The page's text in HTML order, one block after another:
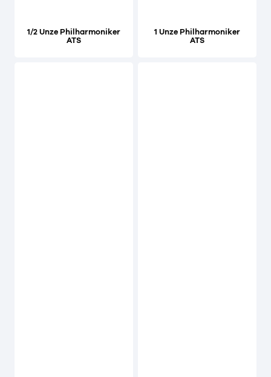
1/2 Unze Philharmoniker
ATS
1 Unze Philharmoniker
ATS